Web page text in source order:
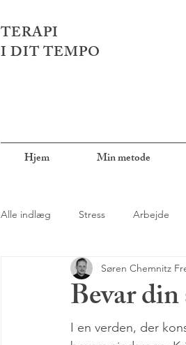
TERAPI
I DIT TEMPO
Hjem Min metode
Alle indlæg Stress Arbejde
Modstandsdygtighed
Faglighed
Bevar
Søren Chemnitz
I en verden, der